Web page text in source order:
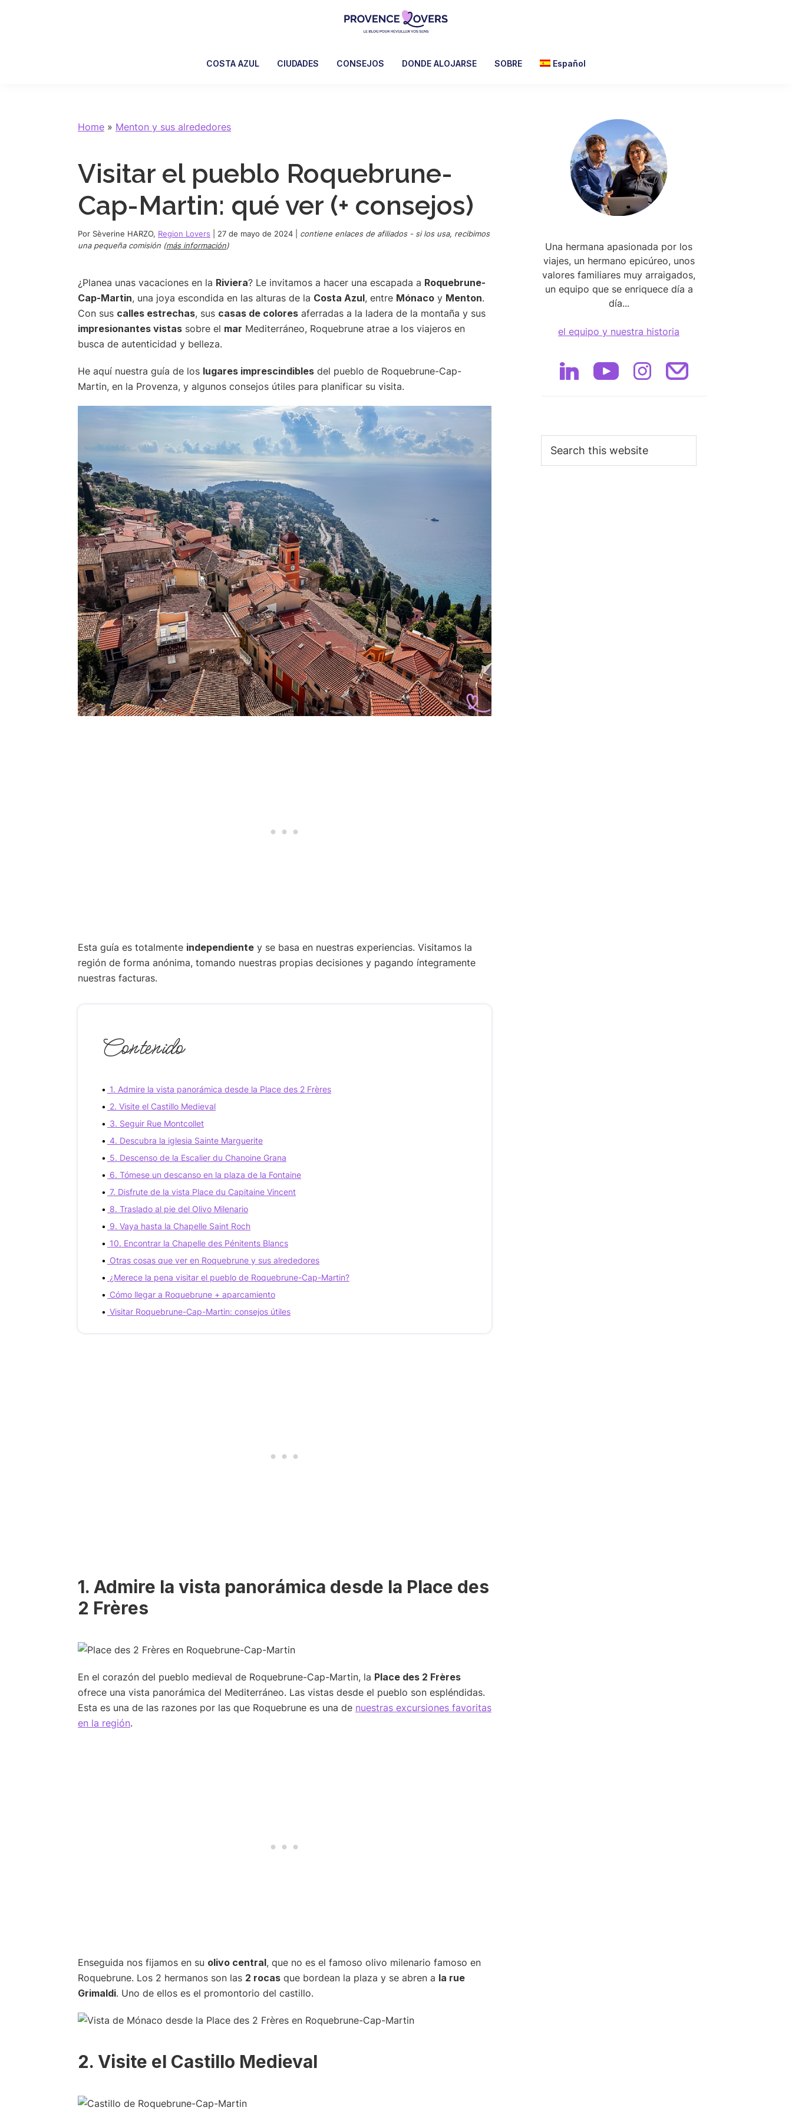
Lovers
los
de
Claire
et
Manu
COSTA AZUL CIUDADES CONSEJOS DONDE ALOJARSE SOBRE Español
Home » Menton y sus alrededores
Visitar el pueblo Roquebrune-
Cap-Martin: qué ver (+ consejos)
Por Sèverine HARZO, Region Lovers 27 de mayo de 2024
contiene enlaces de afiliados - si los usa, recibimos
una pequeña comisión (más información)
¿Planea unas vacaciones en la Riviera? Le invitamos a hacer una escapada a Roquebrune-
Cap-Martin, una joya escondida en las alturas de la Costa Azul, entre Mónaco y Menton.
Con sus calles estrechas, sus casas de colores aferradas a la ladera de la montaña y sus
impresionantes vistas sobre el mar Mediterráneo, Roquebrune atrae a los viajeros en
busca de autenticidad y belleza.
He aquí nuestra guía de los lugares imprescindibles del pueblo de Roquebrune-Cap-
Martin, en la Provenza, y algunos consejos útiles para planificar su visita.
Esta guía es totalmente independiente y se basa en nuestras experiencias. Visitamos la
región de forma anónima, tomando nuestras propias decisiones y pagando íntegramente
nuestras facturas.
Contenido
1. Admire la vista panorámica desde la Place des 2 Frères
2. Visite el Castillo Medieval
3. Seguir Rue Montcollet
4. Descubra la iglesia Sainte Marguerite
5. Descenso de la Escalier du Chanoine Grana
6. Tómese un descanso en la plaza de la Fontaine
7. Disfrute de la vista Place du Capitaine Vincent
8. Traslado al pie del Olivo Milenario
9. Vaya hasta la Chapelle Saint Roch
10. Encontrar la Chapelle des Pénitents Blancs
Otras cosas que ver en Roquebrune y sus alrededores
¿Merece la pena visitar el pueblo de Roquebrune-Cap-Martin?
Cómo llegar a Roquebrune + aparcamiento
Visitar Roquebrune-Cap-Martin: consejos útiles
1. Admire la vista panorámica desde la Place des
2 Frères
En el corazón del pueblo medieval de Roquebrune-Cap-Martin, la Place des 2 Frères
ofrece una vista panorámica del Mediterráneo. Las vistas desde el pueblo son espléndidas.
Esta es una de las razones por las que Roquebrune es una de nuestras excursiones favoritas
en la región.
Enseguida nos fijamos en su olivo central, que no es el famoso olivo milenario famoso en
Roquebrune. Los 2 hermanos son las 2 rocas que bordean la plaza y se abren a la rue
Grimaldi. Uno de ellos es el promontorio del castillo.
2. Visite el Castillo Medieval
Primary
Sidebar
Una hermana apasionada por los
viajes, un hermano epicúreo, unos
valores familiares muy arraigados,
un equipo que se enriquece día a
día...
el equipo y nuestra historia
this